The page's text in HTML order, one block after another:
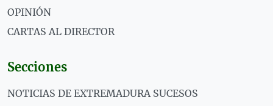
OPINIÓN
CARTAS AL DIRECTOR
Secciones
NOTICIAS DE EXTREMADURA SUCESOS